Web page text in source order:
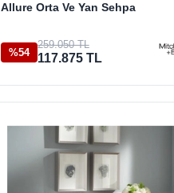
Allure Orta Ve Yan Sehpa
%54
259.050 TL
117.875 TL